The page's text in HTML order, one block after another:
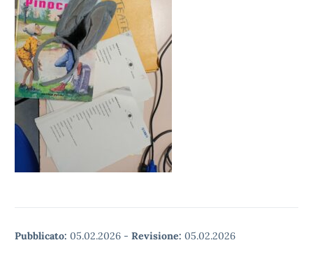
Pubblicato: 05.02.2026 - Revisione: 05.02.2026